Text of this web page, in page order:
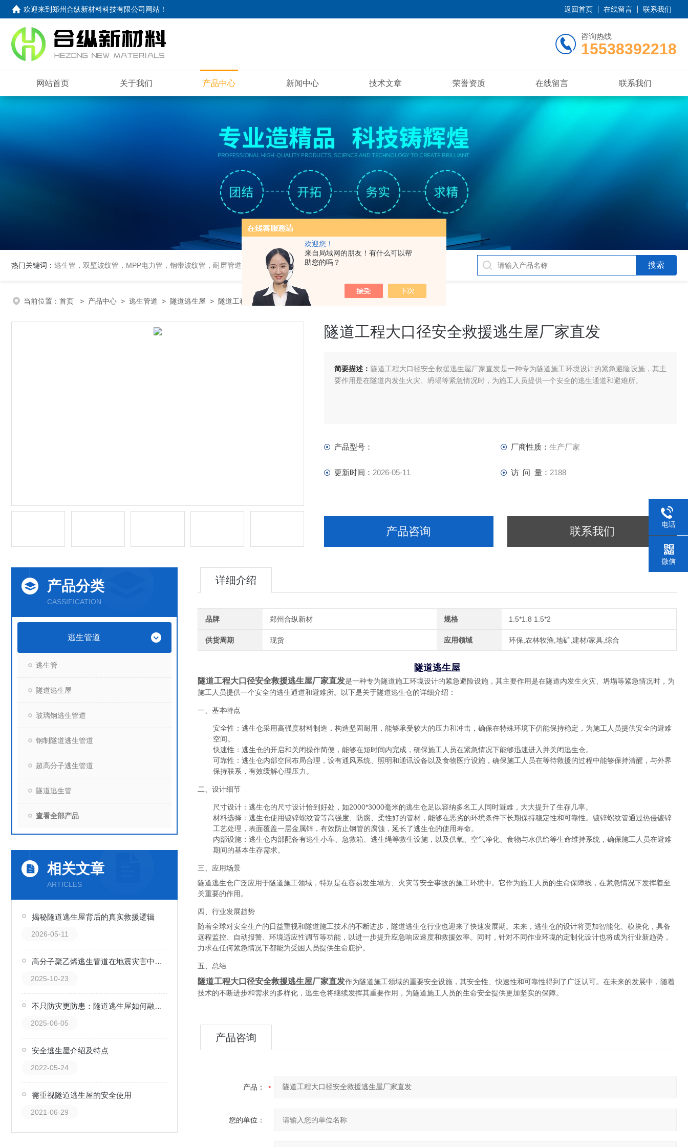
欢迎您！
来自局域网的朋友！有什么可以帮
助您的吗？
欢迎来到郑州合纵新材料科技有限公司网站 ！ 返回首页 在线留言 联系我们
咨询热线
15538392218
网站首页 关于我们 产品中心 新闻中心 技术文章 荣誉资质 在线留言 联系我们
热门关键词： 逃生管，双壁波纹管，MPP电力管，钢带波纹管，耐磨管道,衬塑钢管,钢衬塑管,钢衬四氟管,超高分子量聚乙烯管,超高管
当前位置： 首页 > 产品中心 > 逃生管道 > 隧道逃生屋 > 隧道工程大口径安全救援逃生屋厂家直发
隧道工程大口径安全救援逃生屋厂家直发
简要描述： 隧道工程大口径安全救援逃生屋厂家直发是一种专为隧道施工环境设计的紧急避险设施，其主
要作用是在隧道内发生火灾、坍塌等紧急情况时，为施工人员提供一个安全的逃生通道和避难所。
产品型号： 厂商性质： 生产厂家
更新时间： 2026-05-11 访 问 量： 2188
产品咨询 联系我们
详细介绍
品牌 郑州合纵新材 规格 1.5*1.8 1.5*2
供货周期 现货 应用领域 环保,农林牧渔,地矿,建材/家具,综合
隧道逃生屋
隧道工程大口径安全救援逃生屋厂家直发是一种专为隧道施工环境设计的紧急避险设施，其主要作用是在隧道内发生火灾、坍塌等紧急情况时，为
施工人员提供一个安全的逃生通道和避难所。以下是关于隧道逃生仓的详细介绍：
一、基本特点
安全性 ：逃生仓采用高强度材料制造，构造坚固耐用，能够承受较大的压力和冲击，确保在特殊环境下仍能保持稳定，为施工人员提供安全的避难
空间。
快速性 ：逃生仓的开启和关闭操作简便，能够在短时间内完成，确保施工人员在紧急情况下能够迅速进入并关闭逃生仓。
可靠性 ：逃生仓内部空间布局合理，设有通风系统、照明和通讯设备以及食物医疗设施，确保施工人员在等待救援的过程中能够保持清醒，与外界
保持联系，有效缓解心理压力。
二、设计细节
尺寸设计 ：逃生仓的尺寸设计恰到好处，如2000*3000毫米的逃生仓足以容纳多名工人同时避难，大大提升了生存几率。
材料选择 ：逃生仓使用镀锌螺纹管等高强度、防腐、柔性好的管材，能够在恶劣的环境条件下长期保持稳定性和可靠性。镀锌螺纹管通过热侵镀锌
工艺处理，表面覆盖一层金属锌，有效防止钢管的腐蚀，延长了逃生仓的使用寿命。
内部设施 ：逃生仓内部配备有逃生小车、急救箱、逃生绳等救生设施，以及供氧、空气净化、食物与水供给等生命维持系统，确保施工人员在避难
期间的基本生存需求。
三、应用场景
隧道逃生仓广泛应用于隧道施工领域，特别是在容易发生塌方、火灾等安全事故的施工环境中。它作为施工人员的生命保障线，在紧急情况下发挥着至
关重要的作用。
四、行业发展趋势
随着全球对安全生产的日益重视和隧道施工技术的不断进步，隧道逃生仓行业也迎来了快速发展期。未来，逃生仓的设计将更加智能化、模块化，具备
远程监控、自动报警、环境适应性调节等功能，以进一步提升应急响应速度和救援效率。同时，针对不同作业环境的定制化设计也将成为行业新趋势，
力求在任何紧急情况下都能为受困人员提供生命庇护。
五、总结
隧道工程大口径安全救援逃生屋厂家直发作为隧道施工领域的重要安全设施，其安全性、快速性和可靠性得到了广泛认可。在未来的发展中，随着
技术的不断进步和需求的多样化，逃生仓将继续发挥其重要作用，为隧道施工人员的生命安全提供更加坚实的保障。
产品咨询
产品：
您的单位：
产品分类
CASSIFICATION
逃生管道
逃生管
隧道逃生屋
玻璃钢逃生管道
钢制隧道逃生管道
超高分子逃生管道
隧道逃生管
查看全部产品
相关文章
ARTICLES
揭秘隧道逃生屋背后的真实救援逻辑
2026-05-11
高分子聚乙烯逃生管道在地震灾害中的作用分析
2025-10-23
不只防灾更防患：隧道逃生屋如何融入日常安全教育
2025-06-05
安全逃生屋介绍及特点
2022-05-24
需重视隧道逃生屋的安全使用
2021-06-29
电话
微信